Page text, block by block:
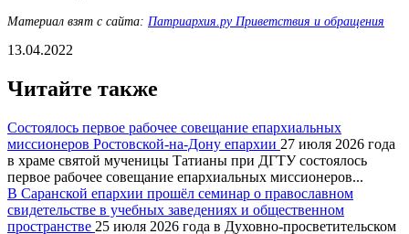
Материал взят с сайта: Патриархия.ру Приветствия и обращения
13.04.2022
Читайте также
Состоялось первое рабочее совещание епархиальных
миссионеров Ростовской-на-Дону епархии 27 июля 2026 года
в храме святой мученицы Татианы при ДГТУ состоялось
первое рабочее совещание епархиальных миссионеров...
В Саранской епархии прошёл семинар о православном
свидетельстве в учебных заведениях и общественном
пространстве 25 июля 2026 года в Духовно-просветительском